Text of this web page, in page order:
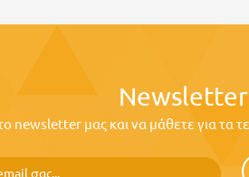
Newsletter
newsletter μας και να μάθετε για τα